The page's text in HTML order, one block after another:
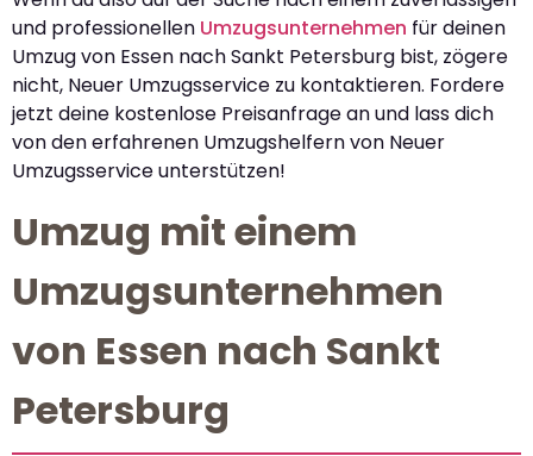
und professionellen Umzugsunternehmen für deinen
Umzug von Essen nach Sankt Petersburg bist, zögere
nicht, Neuer Umzugsservice zu kontaktieren. Fordere
jetzt deine kostenlose Preisanfrage an und lass dich
von den erfahrenen Umzugshelfern von Neuer
Umzugsservice unterstützen!
Umzug mit einem
Umzugsunternehmen
von Essen nach Sankt
Petersburg